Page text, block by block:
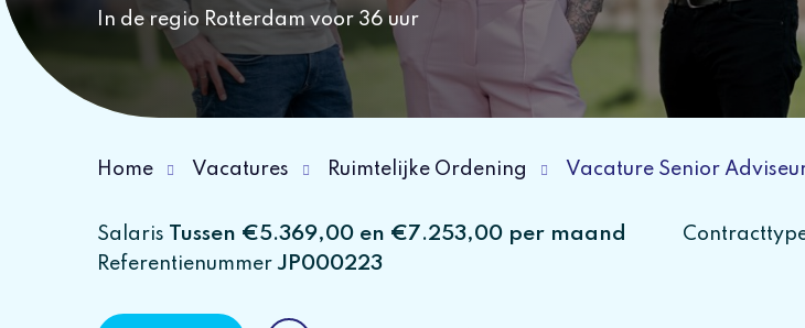
In de regio Rotterdam voor 36 uur
Home Vacatures Ruimtelijke Ordening Vacature Senior
Salaris Tussen €5.369,00 en €7.253,00 per maand
Referentienummer JP000223